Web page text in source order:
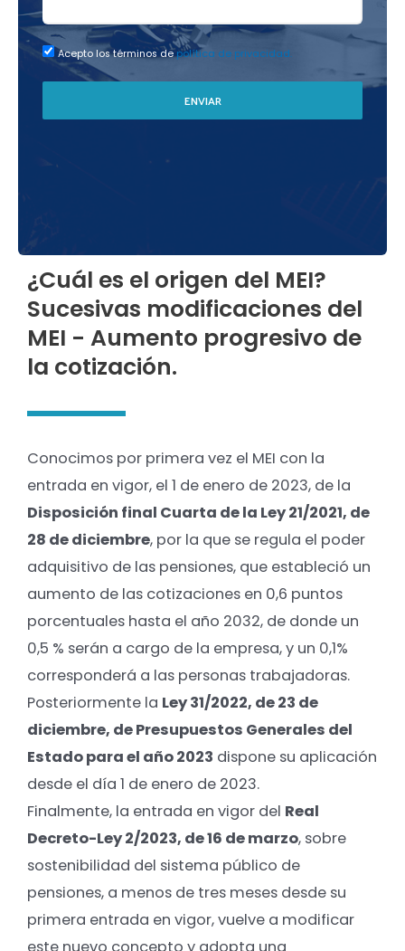
Acepto los términos depolítica de privacidad.
ENVIAR
¿Cuál es el origen del MEI?
Sucesivas modificaciones del
MEI - Aumento progresivo de
la cotización.
Conocimos por primera vez el MEI con la
entrada en vigor, el 1 de enero de 2023, de la
Disposición final Cuarta de la Ley 21/2021, de
28 de diciembre, por la que se regula el poder
adquisitivo de las pensiones, que estableció un
aumento de las cotizaciones en 0,6 puntos
porcentuales hasta el año 2032, de donde un
0,5 % serán a cargo de la empresa, y un 0,1%
corresponderá a las personas trabajadoras.
Posteriormente la Ley 31/2022, de 23 de
diciembre, de Presupuestos Generales del
Estado para el año 2023 dispone su aplicación
desde el día 1 de enero de 2023.
Finalmente, la entrada en vigor del Real
Decreto-Ley 2/2023, de 16 de marzo, sobre
sostenibilidad del sistema público de
pensiones, a menos de tres meses desde su
primera entrada en vigor, vuelve a modificar